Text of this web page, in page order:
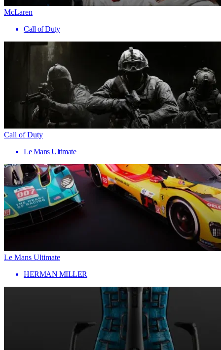
McLaren
Call of Duty
Call of Duty
Le Mans Ultimate
Le Mans Ultimate
HERMAN MILLER